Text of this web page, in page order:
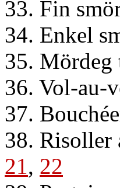
33. Fin
34. Enkel
35. Mördeg
36. Vol-au-
37.
38. Risoller
21, 22